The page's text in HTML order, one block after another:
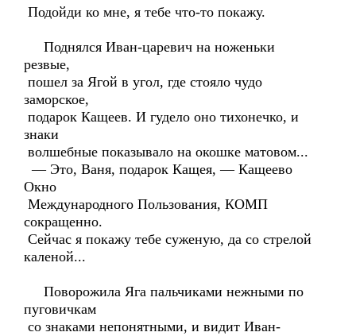
Подойди ко мне, я тебе что-то покажу.
Поднялся Иван-царевич на ноженьки
резвые,
пошел за Ягой в угол, где стояло чудо
заморское,
подарок Кащеев. И гудело оно тихонечко, и
знаки
волшебные показывало на окошке матовом...
— Это, Ваня, подарок Кащея, — Кащеево
Окно
Международного Пользования, КОМП
сокращенно.
Сейчас я покажу тебе суженую, да со стрелой
каленой...
Поворожила Яга пальчиками нежными по
пуговичкам
со знаками непонятными, и видит Иван-